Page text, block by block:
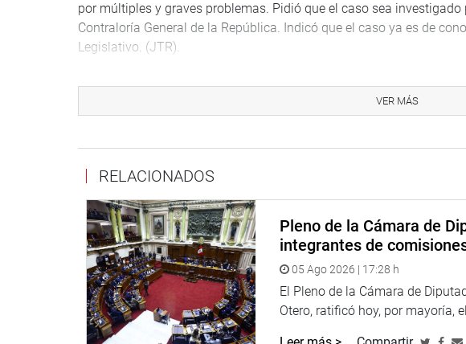
por múltiples y graves problemas. Pidió que el caso sea
Contraloría General de la República. Indicó que el caso ya es de
Legislativo. (JTR).
Enseguida transmitiremos la ampliación de esta noticia.
Facebook:https://www.facebook.com/congresoperu
https://www.facebook.com/congresoperu?fref=ts
Twitter:
Youtube:http://www.youtube.com/congresoperu
http://www.youtube.com/congresoperu>
Soundcloud:https://soundcloud.com/radiocongreso
https://soundcloud.com/radiocongreso>
VER MÁS
RELACIONADOS
Pleno de la Cámara de
integrantes de
05 Ago 2026 | 17:28 h
El Pleno de la Cámara de
Otero, ratificó hoy, por mayoría,